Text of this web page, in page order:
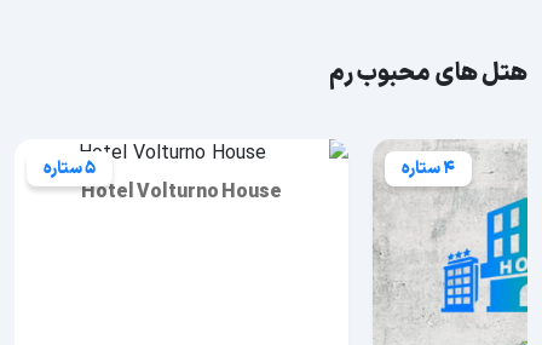
هتل های محبوب رم
4 ستاره 5 ستاره
Hotel Volturno House